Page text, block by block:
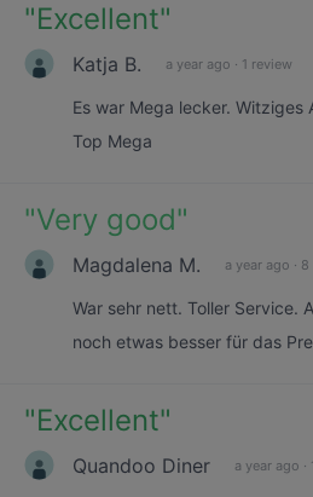
"Excellent"
Katja B. a year ago · 1 review
Es war Mega lecker. Witziges
Top Mega
"Very good"
Magdalena M. a year ago · 8
War sehr nett. Toller Service.
noch etwas besser für das
"Excellent"
Quandoo Diner a year ago ·